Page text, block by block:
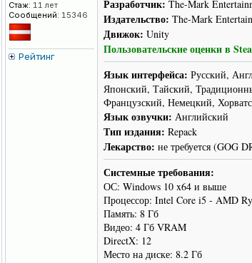
Стаж: 11 лет
Сообщений: 15346
Рейтинг
Разработчик: The-Mark
Издательство: The-Mark
Движок: Unity
Пользовательские оценки в
Язык интерфейса: Русский,
Японский, Тайский,
Французский, Немецкий,
Язык озвучки: Английский
Тип издания: Repack
Лекарство: не требуется (GOG
Системные требования:
ОС: Windows 10 x64 и выше
Процессор: Intel Core i5 - AMD
Память: 8 Гб
Видео: 4 Гб VRAM
DirectX: 12
Место на диске: 8.2 Гб